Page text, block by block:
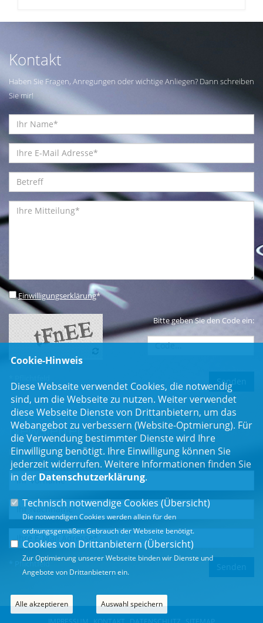
Kontakt
Haben Sie Fragen, Anregungen oder wichtige Anliegen? Dann schreiben
Sie mir!
Einwilligungserklärung*
Bitte geben Sie den Code ein:
Newsletter
Erhalten Sie Neuigkeiten aus dem Landtag und der Region.
* Pflichtfeld
Cookie-Hinweis
Diese Webseite verwendet Cookies, die notwendig
sind, um die Webseite zu nutzen. Weiter verwendet
diese Webseite Dienste von Drittanbietern, um das
Webangebot zu verbessern (Website-Optmierung). Für
die Verwendung bestimmter Dienste wird Ihre
Einwilligung benötigt. Ihre Einwilligung können Sie
jederzeit widerrufen. Weitere Informationen finden Sie
in der Datenschutzerklärung.
Technisch notwendige Cookies (Übersicht)
Die notwendigen Cookies werden allein für den
ordnungsgemäßen Gebrauch der Webseite benötigt.
Cookies von Drittanbietern (Übersicht)
Zur Optimierung unserer Webseite binden wir Dienste und
Angebote von Drittanbietern ein.
Alle akzeptieren Auswahl speichern